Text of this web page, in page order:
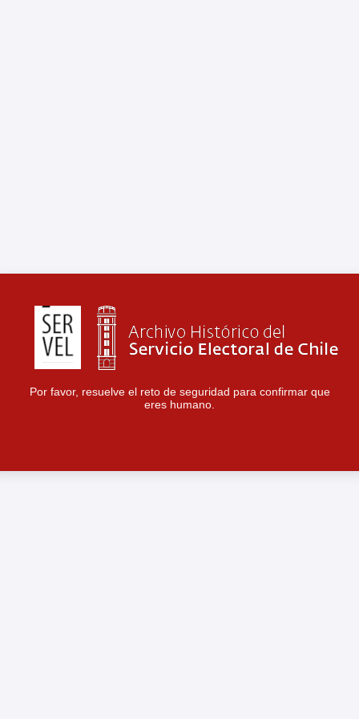
Por favor, resuelve el reto de seguridad para confirmar que
eres humano.